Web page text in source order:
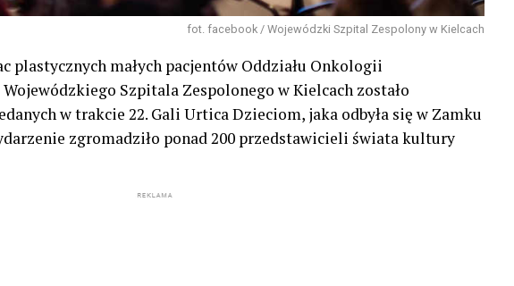
fot. facebook / Wojewódzki Szpital Zespolony w Kielcach
plastycznych małych pacjentów Oddziału Onkologii
Szpitala Zespolonego w Kielcach zostało
w trakcie 22. Gali Urtica Dzieciom, jaka odbyła się w Zamku
zgromadziło ponad 200 przedstawicieli świata kultury